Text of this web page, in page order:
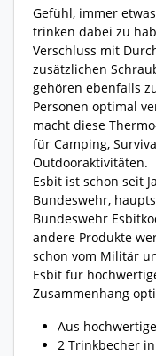
Gefühl, immer
trinken dabei zu
Verschluss mit
zusätzlichen
gehören ebenfalls
Personen optimal
macht diese
für Camping,
Outdooraktivitäten.
Esbit ist schon seit
Bundeswehr,
Bundeswehr
andere Produkte
schon vom Militär
Esbit für
Zusammenhang
Aus
2 Trinkbecher